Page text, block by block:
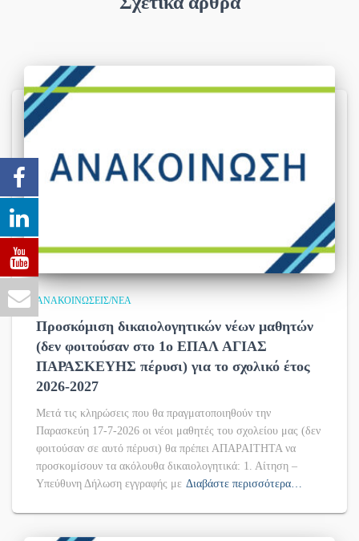
ΑΝΑΚΟΙΝΏΣΕΙΣ/ΝΈΑ
Προσκόμιση δικαιολογητικών νέων μαθητών
(δεν φοιτούσαν στο 1ο ΕΠΑΛ ΑΓΙΑΣ
ΠΑΡΑΣΚΕΥΗΣ πέρυσι) για το σχολικό έτος
2026-2027
Μετά τις κληρώσεις που θα πραγματοποιηθούν την
Παρασκεύη 17-7-2026 οι νέοι μαθητές του σχολείου μας (δεν
φοιτούσαν σε αυτό πέρυσι) θα πρέπει ΑΠΑΡΑΙΤΗΤΑ να
προσκομίσουν τα ακόλουθα δικαιολογητικά: 1. Αίτηση –
Υπεύθυνη Δήλωση εγγραφής με Διαβάστε περισσότερα…